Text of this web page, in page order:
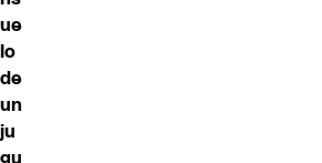
ue
lo
de
un
ju